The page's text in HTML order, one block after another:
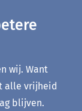
wij. Want
alle vrijheid
blijven.